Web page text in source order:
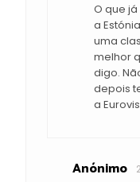
O que
a
uma
melhor
digo.
depois
a
Anónimo